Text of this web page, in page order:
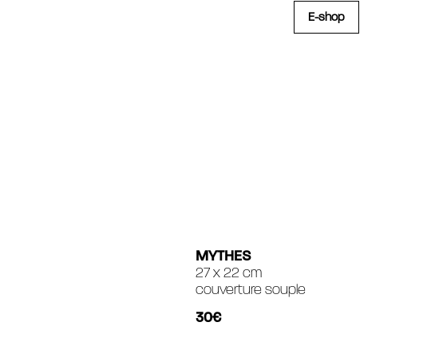
E-shop
MYTHES
27 x 22 cm
couverture souple
30€